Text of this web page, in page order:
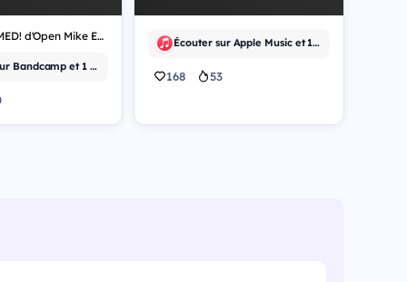
L'album DOOMED! d'Open Mike Eagle sort le 14 août 2026 en version mondiale. Le projet sera accessible via Bandcamp à l'achat et en écoute sur Tidal, offrant aux auditeurs plusieurs points d'accès à cette nouvelle création musicale. Cette sortie intervient dans un contexte où les artistes indépendants diversifient leurs canaux de distribution. Bandcamp demeure une plateforme privilégiée pour les musiciens souhaitant conserver une relation directe avec leur audience, tandis que Tidal propose un accès en streaming pour les abonnés. La disponibilité mondiale du titre signale une ambition de diffusion large, sans restriction géographique. Le choix de ces deux plateformes reflète une stratégie de distribution hybride : vente directe d'un côté, accès par abonnement de l'autre. Cette approche permet de toucher à la fois les collectionneurs et les auditeurs occasionnels. L'absence de restriction territoriale facilite l'accès pour les fans dans tous les pays. Les détails techniques de l'album, son format (numérique ou physique), sa durée totale et la composition de la tracklist ne sont pas encore précisés à ce stade. Les auditeurs intéressés peuvent d'ores et déjà marquer la date du 14 août 2026 pour cette nouvelle sortie.
Acheter sur Bandcamp et 1 autre
Écouter sur Apple Music et 1 autre
168 53